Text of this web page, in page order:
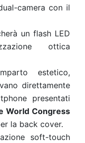
camera con il
un flash LED
ottica
estetico,
direttamente
presentati
World Congress
la back cover.
soft-touch